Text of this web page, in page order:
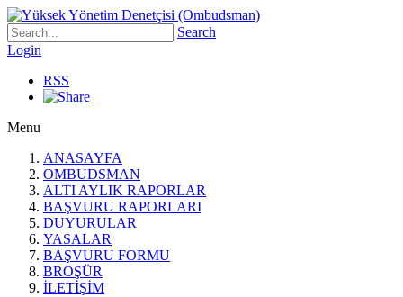
Search
Login
RSS
Menu
ANASAYFA
OMBUDSMAN
ALTI AYLIK RAPORLAR
BAŞVURU RAPORLARI
DUYURULAR
YASALAR
BAŞVURU FORMU
BROŞÜR
İLETİŞİM